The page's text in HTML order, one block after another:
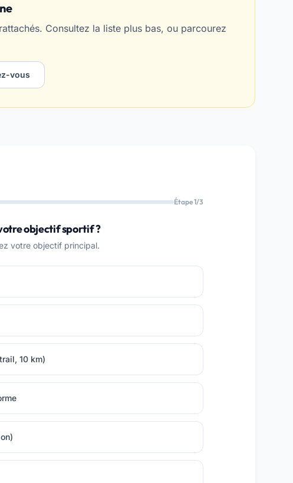
Consultez la liste plus bas, ou parcourez
vous
Étape 1/3
objectif sportif ?
votre objectif principal.
10 km)